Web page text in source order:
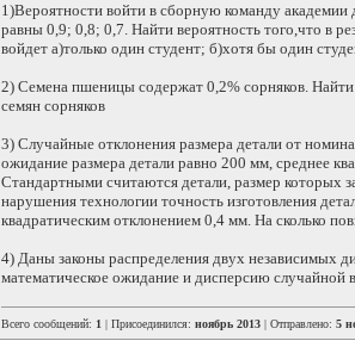
1)Вероятности войти в сборную команду академии
равны 0,9; 0,8; 0,7. Найти вероятность того,что в
войдет а)только один студент; б)хотя бы один
2) Семена пшеницы содержат 0,2% сорняков. Найти
семян сорняков
3) Случайные отклонения размера детали от
ожидание размера детали равно 200 мм, среднее
Стандартными считаются детали, размер которых
нарушения технологии точность изготовления
квадратическим отклонением 0,4 мм. На сколько
4) Даны законы распределения двух независимых
математическое ожидание и дисперсию
Всего сообщений: 1 | Присоединился: ноябрь 2013 | Отправлено: 5